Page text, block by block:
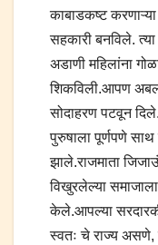
काबाडकष्ट
सहकारी बनविले.
अडाणी महिलांना
शिकविली.आपण
सोदाहरण पटवून दिले.
पुरुषाला पूर्णपणे साथ
झाले.राजमाता
विखुरलेल्या
केले.आपल्या
स्वतः चे राज्य असणे,